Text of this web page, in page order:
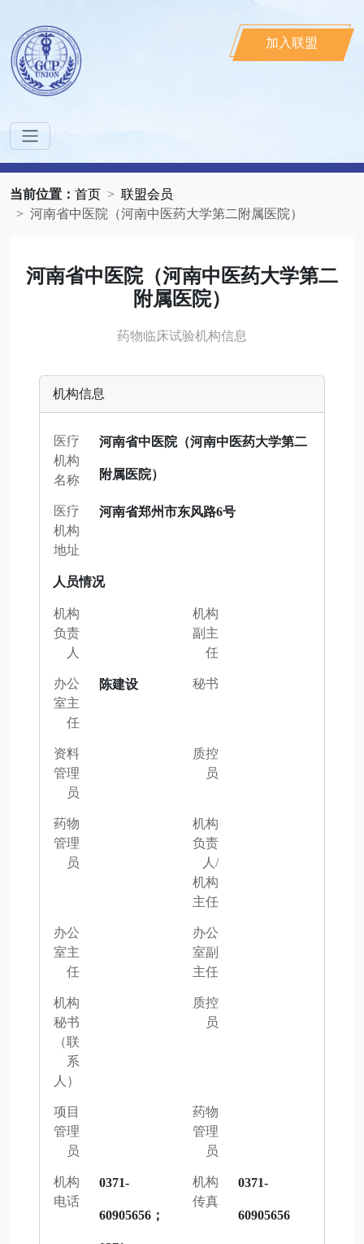
加入联盟
当前位置： 首页
联盟会员
河南省中医院（河南中医药大学第二附属医院）
河南省中医院（河南中医药大学第二
附属医院）
药物临床试验机构信息
机构信息
医疗
机构
名称
河南省中医院（河南中医药大学第二
附属医院）
医疗
机构
地址
河南省郑州市东风路6号
人员情况
机构
负责
人
机构
副主
任
办公
室主
任
陈建设 秘书
资料
管理
员
质控
员
药物
管理
员
机构
负责
人/
机构
主任
办公
室主
任
办公
室副
主任
机构
秘书
（联
系
人）
质控
员
项目
管理
员
药物
管理
员
机构
电话
0371-
60905656；
机构
传真
0371-
60905656